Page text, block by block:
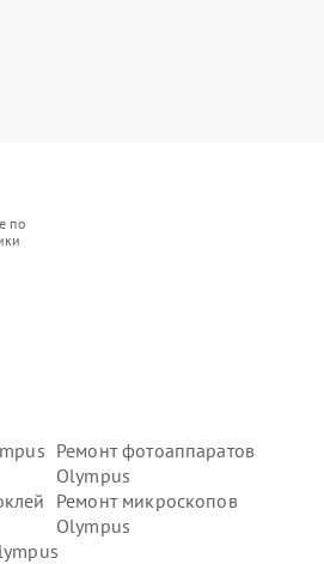
по
Ремонт фотоаппаратов
Olympus
Ремонт микроскопов
Olympus